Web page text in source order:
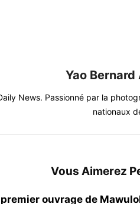
Yao
News. Passionné par la
nationaux
Vous Aimerez
ouvrage de